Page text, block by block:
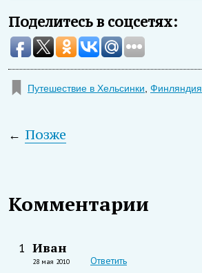
Поделитесь в соцсетях:
Путешествие в Хельсинки, Финляндия
← Позже
Комментарии
1 Иван
28 мая 2010 Ответить